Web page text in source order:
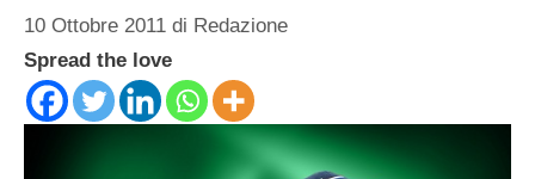
10 Ottobre 2011 di Redazione
Spread the love